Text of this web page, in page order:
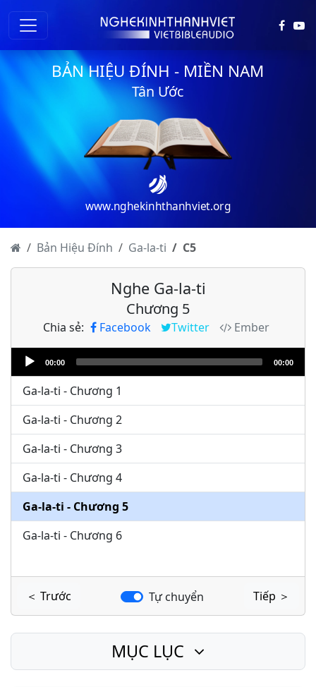
BẢN HIỆU ĐÍNH - MIỀN NAM
Tân Ước
www.nghekinhthanhviet.org
Bản Hiệu Đính Ga-la-ti C5
Nghe Ga-la-ti
Chương 5
Chia sẻ: Facebook Twitter
Ember
Audio
Player
00:00 00:00
Ga-la-ti - Chương 1
Ga-la-ti - Chương 2
Ga-la-ti - Chương 3
Ga-la-ti - Chương 4
Ga-la-ti - Chương 5
Ga-la-ti - Chương 6
＜ Trước Tự chuyển Tiếp ＞
MỤC LỤC